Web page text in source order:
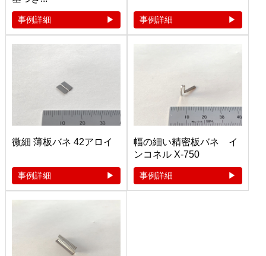
事例詳細 事例詳細
微細 薄板バネ 42アロイ
事例詳細
幅の細い精密板バネ イ
ンコネル X-750
事例詳細